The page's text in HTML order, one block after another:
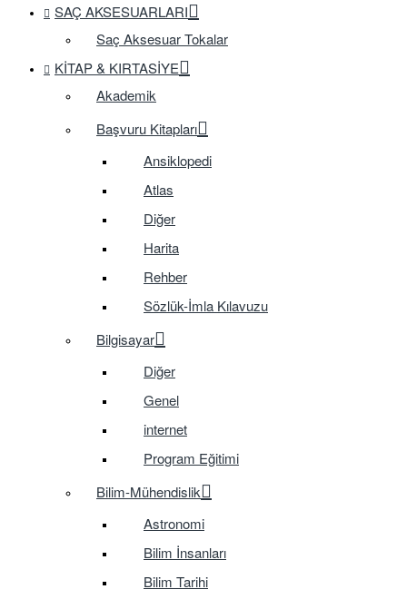
SAÇ AKSESUARLARI
Saç Aksesuar Tokalar
KITAP & KIRTASIYE
Akademik
Başvuru Kitapları
Ansiklopedi
Atlas
Diğer
Harita
Rehber
Sözlük-İmla Kılavuzu
Bilgisayar
Diğer
Genel
internet
Program Eğitimi
Bilim-Mühendislik
Astronomi
Bilim İnsanları
Bilim Tarihi